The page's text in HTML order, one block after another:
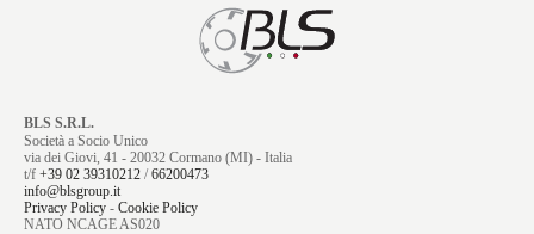
BLS S.R.L.
Società a Socio Unico
via dei Giovi, 41 - 20032 Cormano (MI) - Italia
t/f +39 02 39310212 /66200473
info@blsgroup.it
Privacy Policy - Cookie Policy
NATO NCAGE AS020